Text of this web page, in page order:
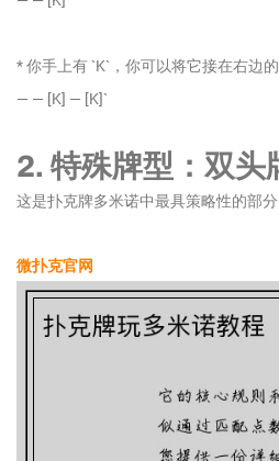
* 你手上有 `K`，你可以将它接在右边
— — [K] — [K]`
2. 特殊牌型：双头
这是扑克牌多米诺中最具策略性的部分
微扑克官网